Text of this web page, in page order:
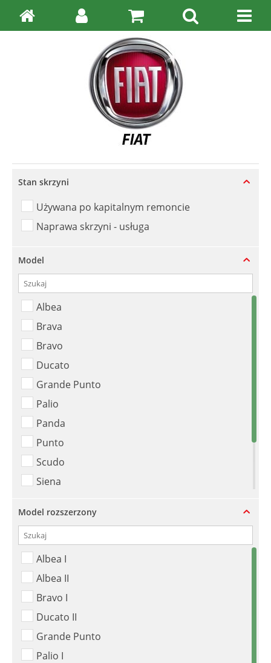
Stan skrzyni
Używana po kapitalnym remoncie
Naprawa skrzyni - usługa
Model
Albea
Brava
Bravo
Ducato
Grande Punto
Palio
Panda
Punto
Scudo
Siena
Talento
Model rozszerzony
Albea I
Albea II
Bravo I
Ducato II
Grande Punto
Palio I